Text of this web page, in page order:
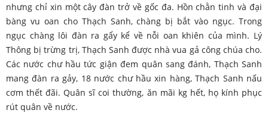
nhưng chỉ xin một cây đàn trở về gốc đa. Hồn chằn tinh và đại
bàng vu oan cho Thạch Sanh, chàng bị bắt vào ngục. Trong
ngục chàng lôi đàn ra gẩy kể về nỗi oan khiên của mình. Lý
Thông bị trừng trị, Thạch Sanh được nhà vua gả công chúa cho.
Các nước chư hầu tức giận đem quân sang đánh, Thạch Sanh
mang đàn ra gảy, 18 nước chư hầu xin hàng, Thạch Sanh nấu
cơm thết đãi. Quân sĩ coi thường, ăn mãi kg hết, họ kính phục
rút quân về nước.